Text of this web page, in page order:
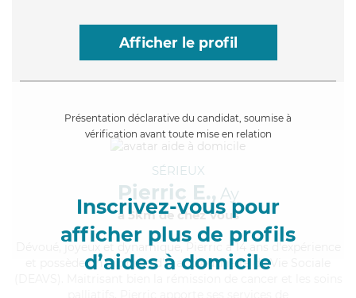
Afficher le profil
Présentation déclarative du candidat, soumise à
vérification avant toute mise en relation
Inscrivez-vous pour
afficher plus de profils
d’aides à domicile
SÉRIEUX
Pierric E., Ay
à 5km de chez Vous
, joyeux et dynamique, Pierric a 14 ans d'expérience
et possède un diplôme d'État d'Auxiliaire de Vie Sociale